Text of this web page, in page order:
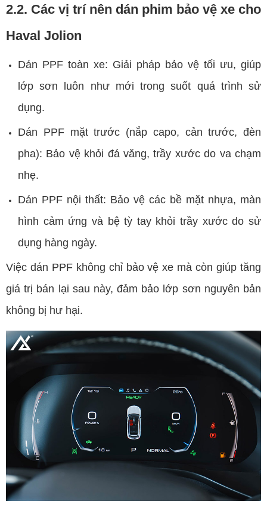
2.2. Các vị trí nên dán phim bảo vệ xe cho
Haval Jolion
Dán PPF toàn xe: Giải pháp bảo vệ tối ưu, giúp
lớp sơn luôn như mới trong suốt quá trình sử
dụng.
Dán PPF mặt trước (nắp capo, cản trước, đèn
pha): Bảo vệ khỏi đá văng, trầy xước do va chạm
nhẹ.
Dán PPF nội thất: Bảo vệ các bề mặt nhựa, màn
hình cảm ứng và bệ tỳ tay khỏi trầy xước do sử
dụng hàng ngày.
Việc dán PPF không chỉ bảo vệ xe mà còn giúp tăng
giá trị bán lại sau này, đảm bảo lớp sơn nguyên bản
không bị hư hại.